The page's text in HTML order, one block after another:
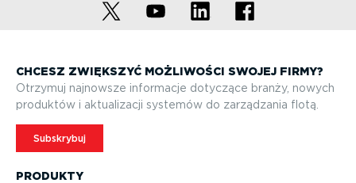
PRODUKTY
CHCESZ ZWIĘKSZYĆ MOŻLIWOŚCI SWOJEJ FIRMY?
Otrzymuj najnowsze informacje dotyczące branży, nowych
produktów i aktuali­zacji systemów do zarządzania flotą.
Subskrybuj